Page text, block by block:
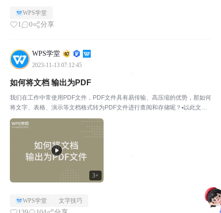
WPS学堂
1 0 分享
WPS学堂
2023-11-13 07:12:45
3+
如何将文档 输出为PDF
我们在工作中常使用PDF文件，PDF文件具有易传输、高压缩的优势，那如何
将文字、表格、演示等文档格式转为PDF文件进行查阅和存储呢？▪以此文档
为例，点击上方菜单栏特色功能-输出为PDF。在弹出的对话框中我们可勾选
或者添加需要输出PDF格式的文档。开通会员可...
WPS学堂 文字技巧